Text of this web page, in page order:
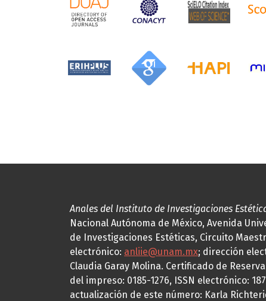
Anales del Instituto de Investigaciones
Nacional Autónoma de México, Avenida
de Investigaciones Estéticas, Circuito
electrónico: anliie@unam.mx; dirección
Claudia Garay Molina. Certificado de
del impreso: 0185-1276, ISSN electrónico:
actualización de este número: Karla